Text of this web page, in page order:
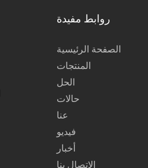
روابط مفيدة
الصفحة الرئيسية
المنتجات
الحل
حالات
عنا
فيديو
أخبار
الاتصال بنا